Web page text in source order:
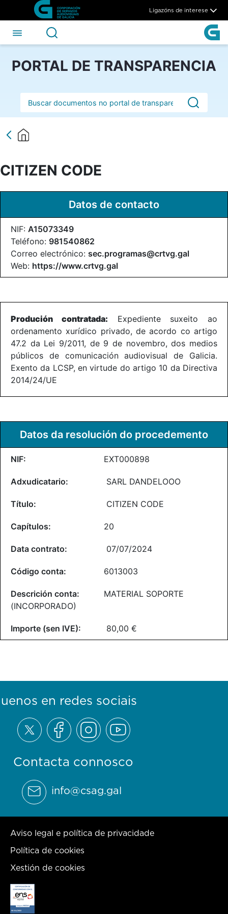
Skip to Main Content
CITIZEN CODE - CSAGLigazóns de interese
PORTAL DE TRANSPARENCIA
Barra de busca
CITIZEN CODE
Datos de contacto
NIF: A15073349
Teléfono: 981540862
Correo electrónico: sec.programas@crtvg.gal
Web: https://www.crtvg.gal
Produción contratada: Expediente suxeito ao
ordenamento xurídico privado, de acordo co artigo
47.2 da Lei 9/2011, de 9 de novembro, dos medios
públicos de comunicación audiovisual de Galicia.
Exento da LCSP, en virtude do artigo 10 da Directiva
2014/24/UE
Datos da resolución do procedemento
EXT000898
SARL DANDELOOO
CITIZEN CODE
20
07/07/2024
6013003
MATERIAL SOPORTE
(INCORPORADO)
80,00 €
Contacta connosco
info@csag.gal
en redes sociais
Aviso legal e política de privacidade
Política de cookies
Xestión de cookies